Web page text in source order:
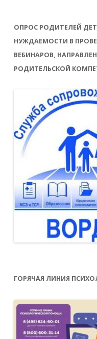
ОПРОС РОДИТЕЛЕЙ
НУЖДАЕМОСТИ В
ВЕБИНАРОВ,
РОДИТЕЛЬСКОЙ
ГОРЯЧАЯ ЛИНИЯ